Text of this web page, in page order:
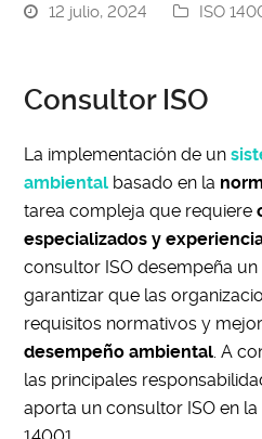
12 julio, 2024 ISO
Consultor ISO
La implementación de un
ambiental basado en la
tarea compleja que requiere
especializados y
consultor ISO desempeña
garantizar que las
requisitos normativos y
desempeño ambiental . A
las principales
aporta un consultor ISO en